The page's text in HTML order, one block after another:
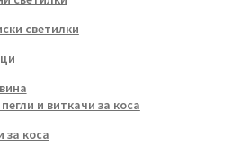
светилки
и виткачи за коса
за коса